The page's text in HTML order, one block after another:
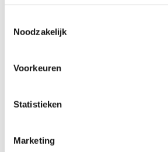
Noodzakelijk
Voorkeuren
Statistieken
Marketing